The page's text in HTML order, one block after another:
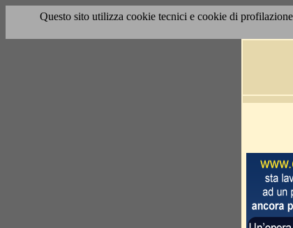
Questo sito utilizza cookie tecnici e cookie di